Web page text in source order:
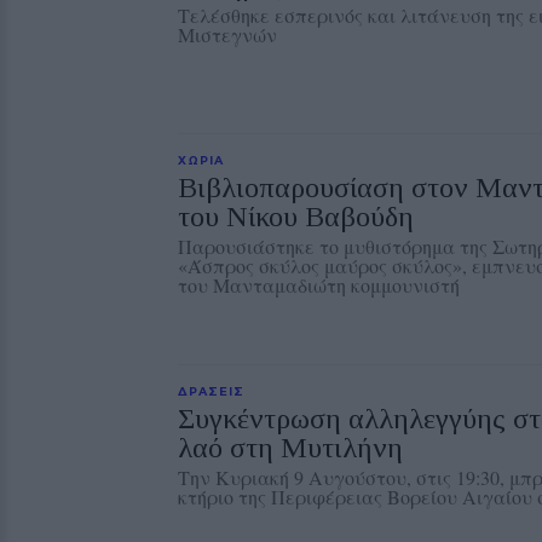
Τελέσθηκε εσπερινός και λιτάνευση της
Μιστεγνών
ΧΩΡΙΑ
Βιβλιοπαρουσίαση στον
του Νίκου Βαβούδη
Παρουσιάστηκε το μυθιστόρημα της
«Άσπρος σκύλος μαύρος σκύλος»,
του Μανταμαδιώτη κομμουνιστή
ΔΡΑΣΕΙΣ
Συγκέντρωση αλληλεγγύης
λαό στη Μυτιλήνη
Την Κυριακή 9 Αυγούστου, στις 19:30,
κτήριο της Περιφέρειας Βορείου